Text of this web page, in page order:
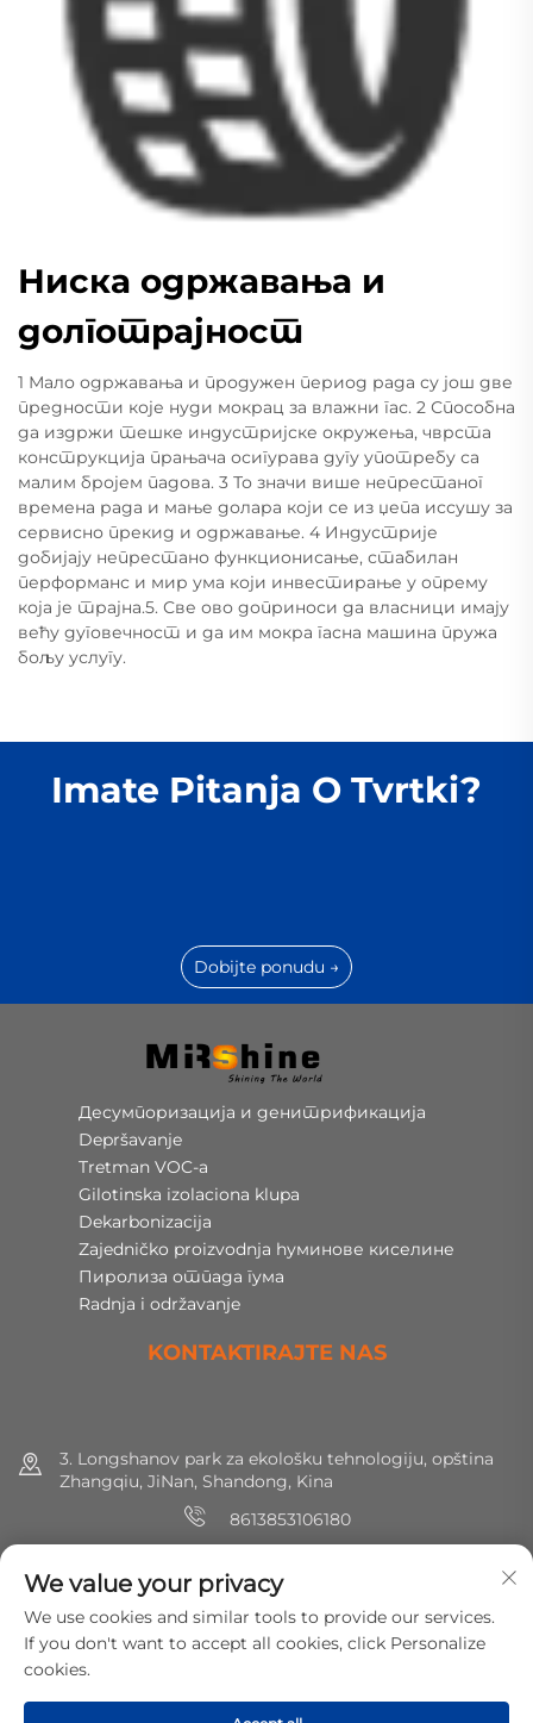
Ниска одржавања и
долготрајност
1 Мало одржавања и продужен период рада су још две
предности које нуди мокрац за влажни гас. 2 Способна
да издржи тешке индустријске окружења, чврста
конструкција прањача осигурава дугу употребу са
малим бројем падова. 3 То значи више непрестаног
времена рада и мање долара који се из џепа иссушу за
сервисно прекид и одржавање. 4 Индустрије
добијају непрестано функционисање, стабилан
перформанс и мир ума који инвестирање у опрему
која је трајна.5. Све ово доприноси да власници имају
већу дуговечност и да им мокра гасна машина пружа
бољу услугу.
Imate Pitanja O Tvrtki?
Dobijte ponudu →
Десумпоризација и денитрификација
Depršavanje
Tretman VOC-a
Gilotinska izolaciona klupa
Dekarbonizacija
Zajedničko proizvodnja hуминове киселине
Пиролиза отпада гума
Radnja i održavanje
KONTAKTIRAJTE NAS
3. Longshanov park za ekološku tehnologiju, opština
Zhangqiu, JiNan, Shandong, Kina
8613853106180
[email protected]
Technology Co., Ltd. Sva prava zadržana.
We value your privacy
We use cookies and similar tools to provide our services.
If you don't want to accept all cookies, click Personalize
cookies.